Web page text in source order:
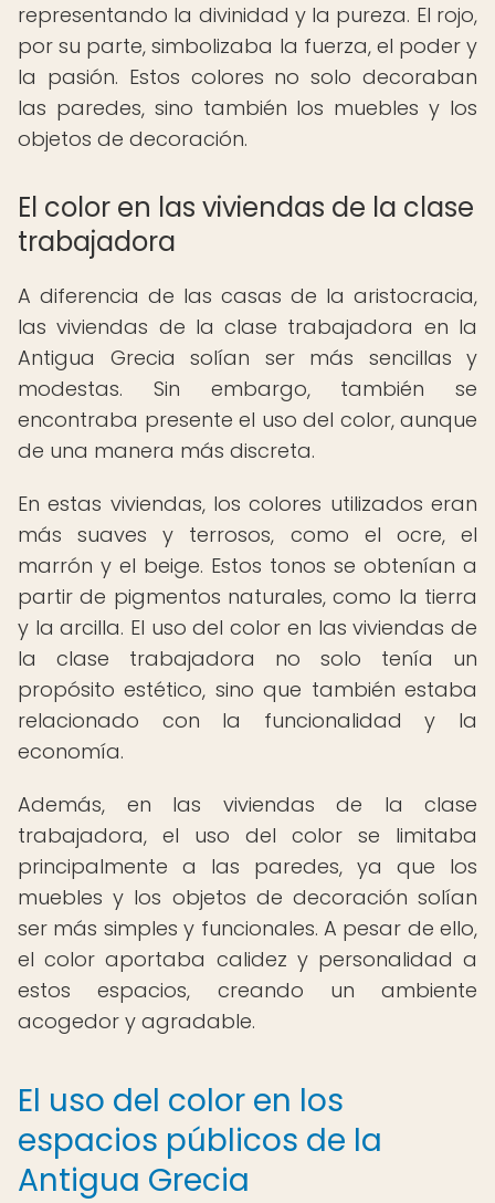
representando la divinidad y la pureza. El rojo,
por su parte, simbolizaba la fuerza, el poder y
la pasión. Estos colores no solo decoraban
las paredes, sino también los muebles y los
objetos de decoración.
El color en las viviendas de la clase
trabajadora
A diferencia de las casas de la aristocracia,
las viviendas de la clase trabajadora en la
Antigua Grecia solían ser más sencillas y
modestas. Sin embargo, también se
encontraba presente el uso del color, aunque
de una manera más discreta.
En estas viviendas, los colores utilizados eran
más suaves y terrosos, como el ocre, el
marrón y el beige. Estos tonos se obtenían a
partir de pigmentos naturales, como la tierra
y la arcilla. El uso del color en las viviendas de
la clase trabajadora no solo tenía un
propósito estético, sino que también estaba
relacionado con la funcionalidad y la
economía.
Además, en las viviendas de la clase
trabajadora, el uso del color se limitaba
principalmente a las paredes, ya que los
muebles y los objetos de decoración solían
ser más simples y funcionales. A pesar de ello,
el color aportaba calidez y personalidad a
estos espacios, creando un ambiente
acogedor y agradable.
El uso del color en los
espacios públicos de la
Antigua Grecia